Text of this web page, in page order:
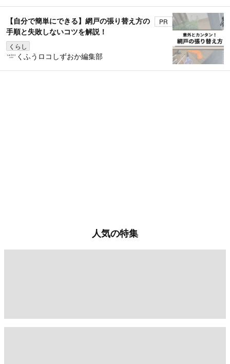
【自分で簡単にできる】網戸の張り替え方の
手順と失敗しないコツを解説！
くらし
PR
くふうロコしずおか編集部
人気の特集